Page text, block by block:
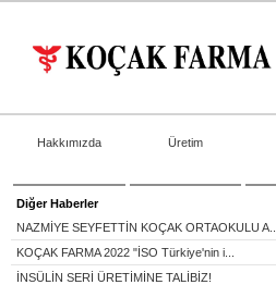
Hakkımızda Üretim
Diğer Haberler
NAZMİYE SEYFETTİN KOÇAK ORTAOKULU A...
KOÇAK FARMA 2022 "İSO Türkiye'nin i...
İNSÜLİN SERİ ÜRETİMİNE TALİBİZ!